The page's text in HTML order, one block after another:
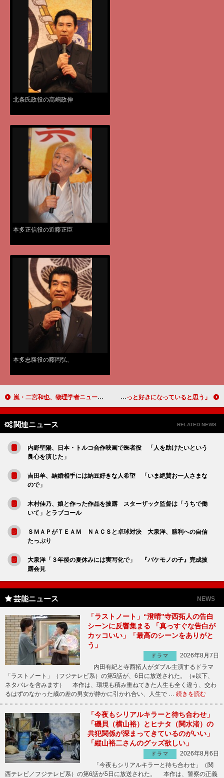
北条氏政役の高嶋政伸
本多正信役の近藤正臣
本多忠勝役の藤岡弘、
嵐・二宮和也、物理学者ニュートンに変身 ブロンドなびかせリンゴを華麗キャッチ Ａ．Ｂ．Ｃ－Ｚ河合、女装で五関と見詰め合い 「ちょっと好きになっていると思う」
関連ニュース RELATED NEWS
内野聖陽、日本・トルコ合作映画で医者役 「人を助けたいという
良心を演じた」
吉田羊、結婚相手には納豆好きな人希望 「いま絶賛お一人さまな
ので」
木村佳乃、娘と作った作品を披露 スターザック監督は「うちで働
いて」とラブコール
ＳＭＡＰがＴＥＡＭ ＮＡＣＳと卓球対決 大泉洋、勝利への自信
たっぷり
大泉洋「３年後の夏休みには実写化で」 『バケモノの子』完成披
露会見
芸能ニュース NEWS
「ラストノート」“澄晴”寺西拓人の告白
シーンに反響集まる 「真っすぐな告白が
カッコいい」「最高のシーンをありがと
う」
ドラマ
2026年8月7日
内田有紀と寺西拓人がダブル主演するドラマ
「ラストノート」（フジテレビ系）の第5話が、6日に放送された。（※以下、
ネタバレを含みます） 本作は、環境も積み重ねてきた人生も全く違う、交わ
るはずのなかった歳の差の男女が静かに引かれ合い、人生で … 続きを読む
「今夜もシリアルキラーと待ち合わせ」
「磯貝（横山裕）とヒナタ（関水渚）の
共犯関係が深まってきているのがいい」
「縦山裕二さんのグッズ欲しい」
ドラマ
2026年8月6日
「今夜もシリアルキラーと待ち合わせ」（関
西テレビ／フジテレビ系）の第6話が5日に放送された。 本作は、警察の正義